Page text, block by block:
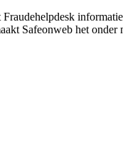
Safeonweb het onder